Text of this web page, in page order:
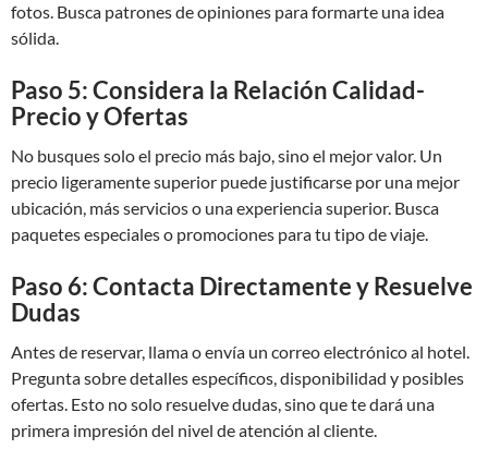
fotos. Busca patrones de opiniones para formarte una idea
sólida.
Paso 5: Considera la Relación Calidad-
Precio y Ofertas
No busques solo el precio más bajo, sino el mejor valor. Un
precio ligeramente superior puede justificarse por una mejor
ubicación, más servicios o una experiencia superior. Busca
paquetes especiales o promociones para tu tipo de viaje.
Paso 6: Contacta Directamente y Resuelve
Dudas
Antes de reservar, llama o envía un correo electrónico al hotel.
Pregunta sobre detalles específicos, disponibilidad y posibles
ofertas. Esto no solo resuelve dudas, sino que te dará una
primera impresión del nivel de atención al cliente.